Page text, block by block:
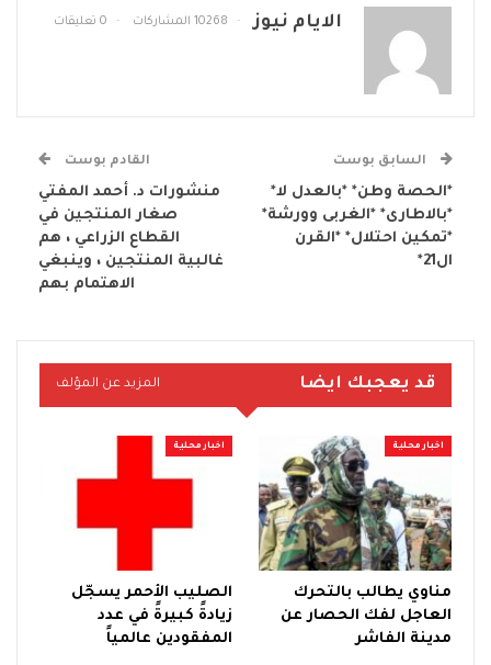
الايام نيوز 10268 المشاركات 0 تعليقات
السابق بوست
*الحصة وطن* *بالعدل لا*
*بالاطارى* *الغربى وورشة*
*تمكين احتلال* *القرن
ال21*
القادم بوست
منشورات د. أحمد المفتي
صغار المنتجين في
القطاع الزراعي ، هم
غالبية المنتجين ، وينبغي
الاهتمام بهم
قد يعجبك ايضا المزيد عن المؤلف
اخبار محلية
مناوي يطالب بالتحرك
العاجل لفك الحصار عن
مدينة الفاشر
اخبار محلية
الصليب الأحمر يسجّل
زيادةً كبيرةً في عدد
المفقودين عالمياً